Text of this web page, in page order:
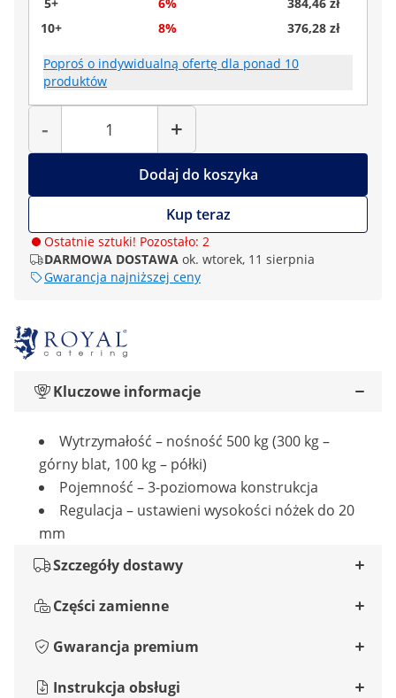
10+
8% 376,28 zł
Poproś o indywidualną ofertę dla ponad 10
produktów
-
Liczba
+
Dodaj do koszyka
Kup teraz
Ostatnie sztuki! Pozostało: 2
DARMOWA DOSTAWA ok. wtorek, 11 sierpnia
Gwarancja najniższej ceny
Kluczowe informacje
Wytrzymałość – nośność 500 kg (300 kg –
górny blat, 100 kg – półki)
Pojemność – 3-poziomowa konstrukcja
Regulacja – ustawieni wysokości nóżek do 20
mm
Szczegóły dostawy
Części zamienne
Gwarancja premium
Instrukcja obsługi